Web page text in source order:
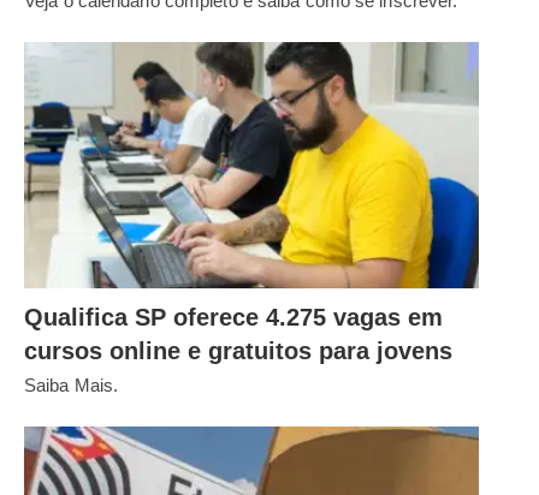
Qualifica SP oferece 4.275 vagas em
cursos online e gratuitos para jovens
Saiba Mais.